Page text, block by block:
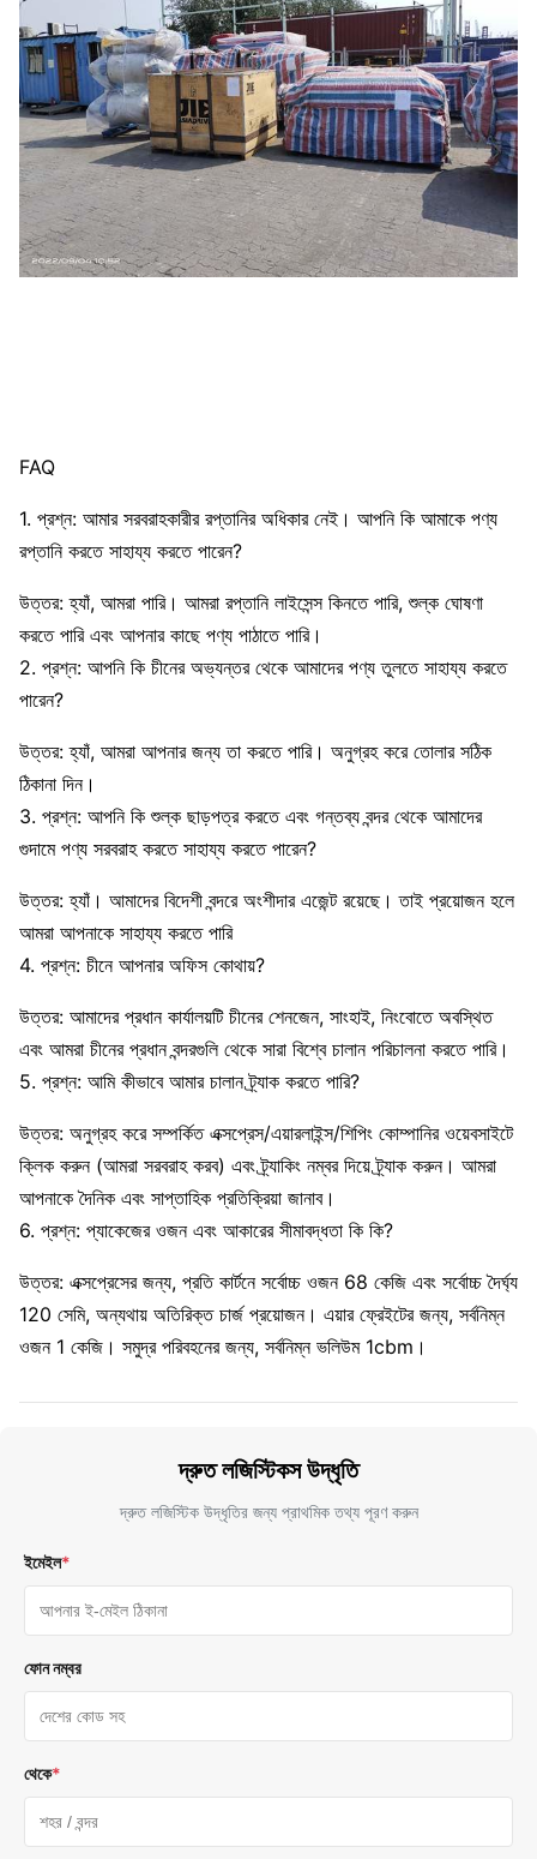
FAQ
1. প্রশ্ন: আমার সরবরাহকারীর রপ্তানির অধিকার নেই। আপনি কি আমাকে পণ্য
রপ্তানি করতে সাহায্য করতে পারেন?
উত্তর: হ্যাঁ, আমরা পারি। আমরা রপ্তানি লাইসেন্স কিনতে পারি, শুল্ক ঘোষণা
করতে পারি এবং আপনার কাছে পণ্য পাঠাতে পারি।
2. প্রশ্ন: আপনি কি চীনের অভ্যন্তর থেকে আমাদের পণ্য তুলতে সাহায্য করতে
পারেন?
উত্তর: হ্যাঁ, আমরা আপনার জন্য তা করতে পারি। অনুগ্রহ করে তোলার সঠিক
ঠিকানা দিন।
3. প্রশ্ন: আপনি কি শুল্ক ছাড়পত্র করতে এবং গন্তব্য বন্দর থেকে আমাদের
গুদামে পণ্য সরবরাহ করতে সাহায্য করতে পারেন?
উত্তর: হ্যাঁ। আমাদের বিদেশী বন্দরে অংশীদার এজেন্ট রয়েছে। তাই প্রয়োজন হলে
আমরা আপনাকে সাহায্য করতে পারি
4. প্রশ্ন: চীনে আপনার অফিস কোথায়?
উত্তর: আমাদের প্রধান কার্যালয়টি চীনের শেনজেন, সাংহাই, নিংবোতে অবস্থিত
এবং আমরা চীনের প্রধান বন্দরগুলি থেকে সারা বিশ্বে চালান পরিচালনা করতে পারি।
5. প্রশ্ন: আমি কীভাবে আমার চালান ট্র্যাক করতে পারি?
উত্তর: অনুগ্রহ করে সম্পর্কিত এক্সপ্রেস/এয়ারলাইন্স/শিপিং কোম্পানির ওয়েবসাইটে
ক্লিক করুন (আমরা সরবরাহ করব) এবং ট্র্যাকিং নম্বর দিয়ে ট্র্যাক করুন। আমরা
আপনাকে দৈনিক এবং সাপ্তাহিক প্রতিক্রিয়া জানাব।
6. প্রশ্ন: প্যাকেজের ওজন এবং আকারের সীমাবদ্ধতা কি কি?
উত্তর: এক্সপ্রেসের জন্য, প্রতি কার্টনে সর্বোচ্চ ওজন 68 কেজি এবং সর্বোচ্চ দৈর্ঘ্য
120 সেমি, অন্যথায় অতিরিক্ত চার্জ প্রয়োজন। এয়ার ফ্রেইটের জন্য, সর্বনিম্ন
ওজন 1 কেজি। সমুদ্র পরিবহনের জন্য, সর্বনিম্ন ভলিউম 1cbm।
দ্রুত লজিস্টিকস উদ্ধৃতি
দ্রুত লজিস্টিক উদ্ধৃতির জন্য প্রাথমিক তথ্য পূরণ করুন
ইমেইল*
ফোন নম্বর
থেকে*